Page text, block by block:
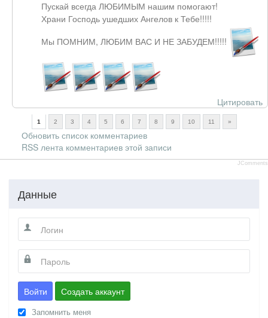
Пускай всегда ЛЮБИМЫМ нашим помогают!
Храни Господь ушедших Ангелов к Тебе!!!!!
Мы ПОМНИМ, ЛЮБИМ ВАС И НЕ ЗАБУДЕМ!!!!!
Цитировать
1 2 3 4 5 6 7 8 9 10 11 »
Обновить список комментариев
RSS лента комментариев этой записи
JComments
Данные
Войти Создать аккаунт
Запомнить меня